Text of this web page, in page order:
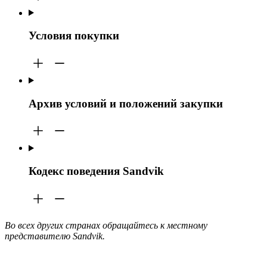
Условия покупки
Архив условий и положений закупки
Кодекс поведения Sandvik
Во всех других странах обращайтесь к местному
представителю Sandvik.